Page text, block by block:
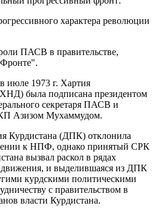
характера революции
ПАСВ в правительстве,
июле 1973 г. Хартия
была подписана президентом
секретаря ПАСВ и
Азизом Мухаммудом.
Курдистана (ДПК) отклонила
к НПФ, однако принятый СРК
вызвал раскол в рядах
движения, и выделившаяся из ДПК
курдскими политическими
с правительством в
власти Курдистана.